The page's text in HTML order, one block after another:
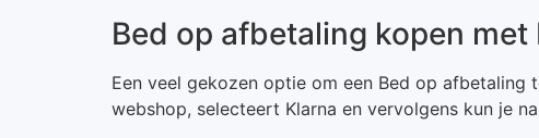
Bed op afbetaling kopen met
Een veel gekozen optie om een Bed op
webshop, selecteert Klarna en vervolgens kun je